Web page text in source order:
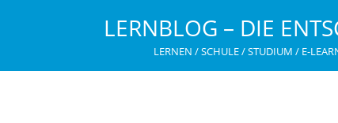
LERNBLOG – DIE
LERNEN / SCHULE / STUDIUM / E-